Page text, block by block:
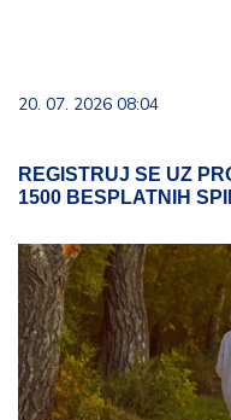
20. 07. 2026 08:04
REGISTRUJ SE UZ
1500 BESPLATNIH